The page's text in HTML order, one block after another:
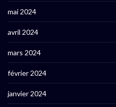
mai 2024
avril 2024
mars 2024
février 2024
janvier 2024